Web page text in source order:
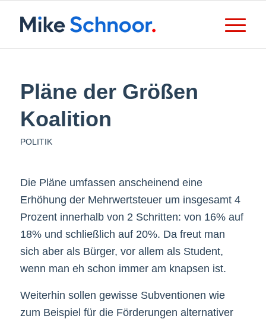
Pläne der Größen
Koalition
POLITIK
Die Pläne umfassen anscheinend eine
Erhöhung der Mehrwertsteuer um insgesamt 4
Prozent innerhalb von 2 Schritten: von 16% auf
18% und schließlich auf 20%. Da freut man
sich aber als Bürger, vor allem als Student,
wenn man eh schon immer am knapsen ist.
Weiterhin sollen gewisse Subventionen wie
zum Beispiel für die Förderungen alternativer